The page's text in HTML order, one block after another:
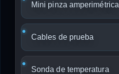
Mini pinza amperimétrica
Cables de prueba
Sonda de temperatura